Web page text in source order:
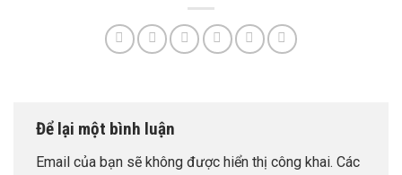
Để lại một bình luận
Email của bạn sẽ không được hiển thị công khai. Các